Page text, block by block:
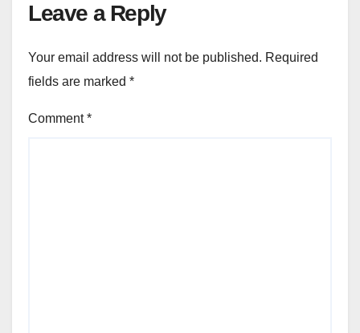
Leave a Reply
Your email address will not be published. Required
fields are marked *
Comment*